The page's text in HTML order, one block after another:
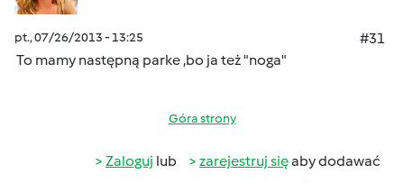
pt., 07/26/2013 - 13:25
#31
To mamy następną parke ,bo ja też "noga"
Góra strony
Zaloguj lub zarejestruj sięaby dodawać